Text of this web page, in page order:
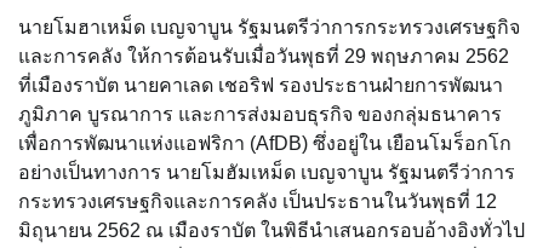
นายโมฮาเหม็ด เบญจาบูน รัฐมนตรีว่าการกระทรวงเศรษฐกิจ
และการคลัง ให้การต้อนรับเมื่อวันพุธที่ 29 พฤษภาคม 2562
ที่เมืองราบัต นายคาเลด เชอริฟ รองประธานฝ่ายการพัฒนา
ภูมิภาค บูรณาการ และการส่งมอบธุรกิจ ของกลุ่มธนาคาร
เพื่อการพัฒนาแห่งแอฟริกา (AfDB) ซึ่งอยู่ใน เยือนโมร็อกโก
อย่างเป็นทางการ นายโมฮัมเหม็ด เบญจาบูน รัฐมนตรีว่าการ
กระทรวงเศรษฐกิจและการคลัง เป็นประธานในวันพุธที่ 12
มิถุนายน 2562 ณ เมืองราบัต ในพิธีนำเสนอกรอบอ้างอิงทั่วไป